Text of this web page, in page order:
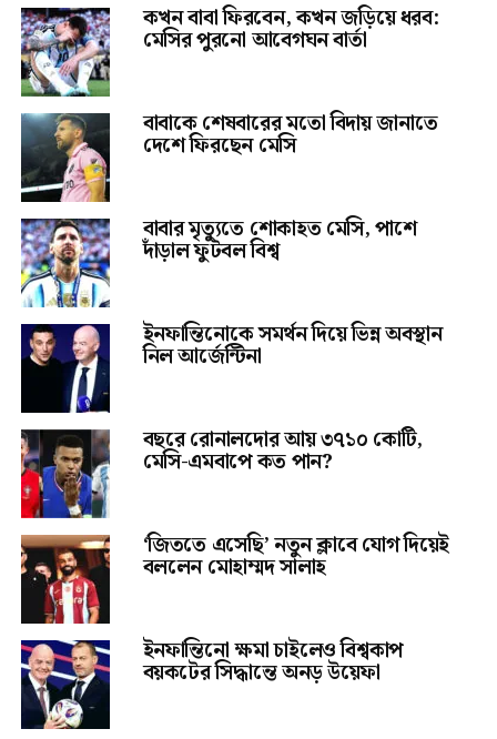
কখন বাবা ফিরবেন, কখন জড়িয়ে ধরব:
মেসির পুরনো আবেগঘন বার্তা
বাবাকে শেষবারের মতো বিদায় জানাতে
দেশে ফিরছেন মেসি
বাবার মৃত্যুতে শোকাহত মেসি, পাশে
দাঁড়াল ফুটবল বিশ্ব
ইনফান্তিনোকে সমর্থন দিয়ে ভিন্ন অবস্থান
নিল আর্জেন্টিনা
বছরে রোনালদোর আয় ৩৭১০ কোটি,
মেসি-এমবাপে কত পান?
‘জিততে এসেছি’ নতুন ক্লাবে যোগ দিয়েই
বললেন মোহাম্মদ সালাহ
ইনফান্তিনো ক্ষমা চাইলেও বিশ্বকাপ
বয়কটের সিদ্ধান্তে অনড় উয়েফা